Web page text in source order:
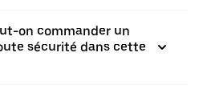
on commander un
sécurité dans cette